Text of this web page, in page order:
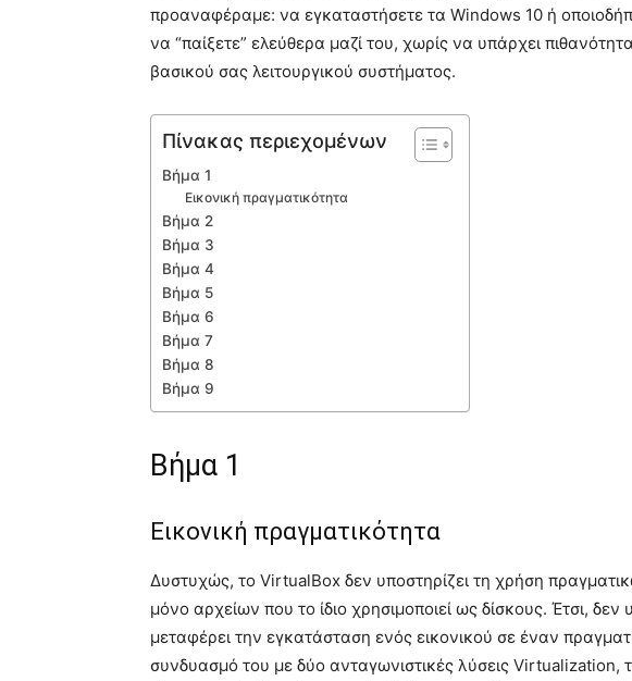
προαναφέραμε: να εγκαταστήσετε τα Windows 10 ή
να “παίξετε” ελεύθερα μαζί του, χωρίς να υπάρχει
βασικού σας λειτουργικού συστήματος.
Πίνακας περιεχομένων
Βήμα 1
Εικονική πραγματικότητα
Βήμα 2
Βήμα 3
Βήμα 4
Βήμα 5
Βήμα 6
Βήμα 7
Βήμα 8
Βήμα 9
Βήμα 1
Εικονική πραγματικότητα
Δυστυχώς, το VirtualBox δεν υποστηρίζει τη χρήση
μόνο αρχείων που το ίδιο χρησιμοποιεί ως δίσκους. Έτσι,
μεταφέρει την εγκατάσταση ενός εικονικού σε έναν
συνδυασμό του με δύο ανταγωνιστικές λύσεις Virtualization,